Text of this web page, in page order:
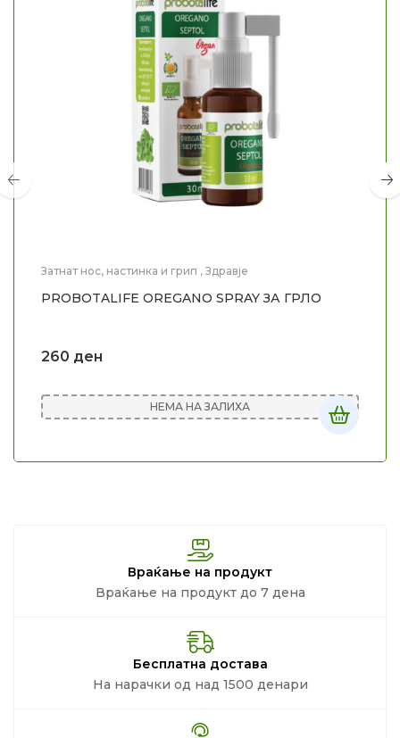
Затнат нос, настинка и грип , Здравје
PROBOTALIFE OREGANO SPRAY ЗА ГРЛО
260 ден
НЕМА НА ЗАЛИХА
Враќање на продукт
Враќање на продукт до 7 дена
Бесплатна достава
На нарачки од над 1500 денари